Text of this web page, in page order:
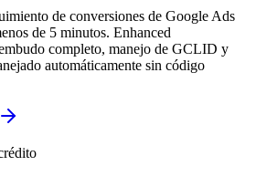
de conversiones de Google Ads
de 5 minutos. Enhanced
completo, manejo de GCLID y
automáticamente sin código